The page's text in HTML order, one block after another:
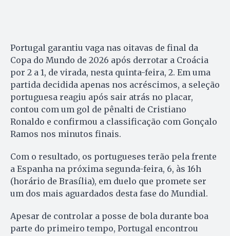
Portugal garantiu vaga nas oitavas de final da
Copa do Mundo de 2026 após derrotar a Croácia
por 2 a 1, de virada, nesta quinta-feira, 2. Em uma
partida decidida apenas nos acréscimos, a seleção
portuguesa reagiu após sair atrás no placar,
contou com um gol de pênalti de Cristiano
Ronaldo e confirmou a classificação com Gonçalo
Ramos nos minutos finais.
Com o resultado, os portugueses terão pela frente
a Espanha na próxima segunda-feira, 6, às 16h
(horário de Brasília), em duelo que promete ser
um dos mais aguardados desta fase do Mundial.
Apesar de controlar a posse de bola durante boa
parte do primeiro tempo, Portugal encontrou